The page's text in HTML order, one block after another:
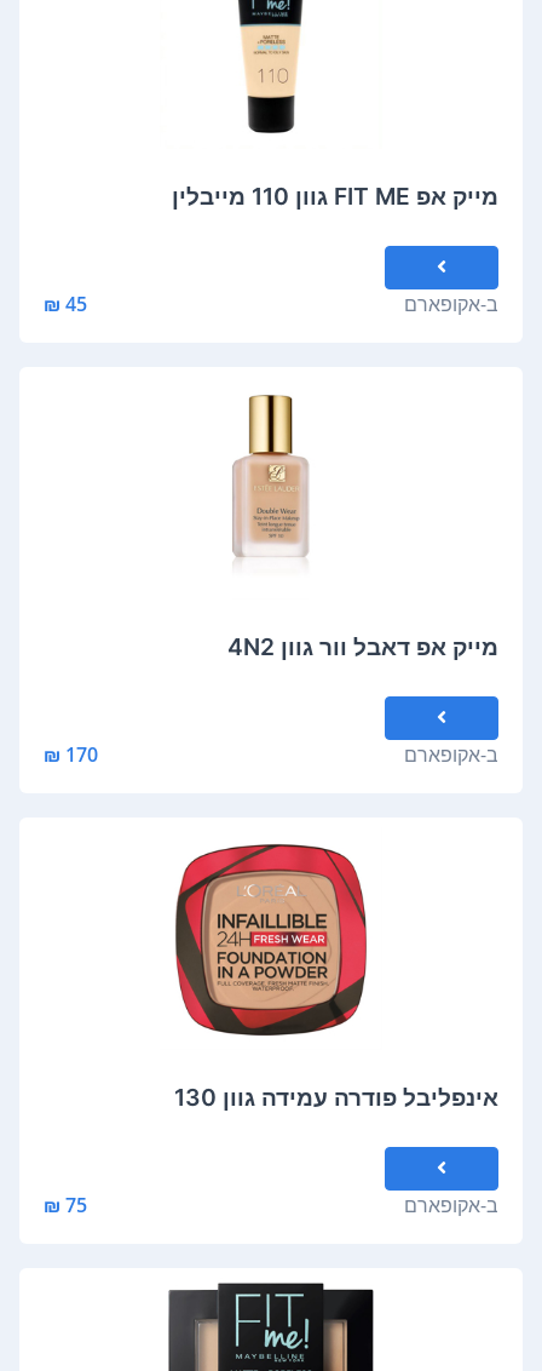
מייק אפ FIT ME גוון 110 מייבלין
ב-אקופארם 45 ₪
מייק אפ דאבל וור גוון 4N2
ב-אקופארם 170 ₪
אינפליבל פודרה עמידה גוון 130
ב-אקופארם 75 ₪